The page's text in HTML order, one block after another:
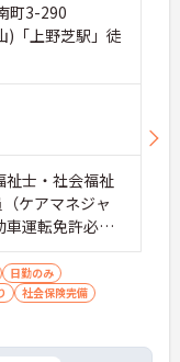
町3-290
)「上野芝駅」徒
士・社会福祉
ケアマネジャ
運転免許必須
・事業所での相
日勤のみ
社会保険完備